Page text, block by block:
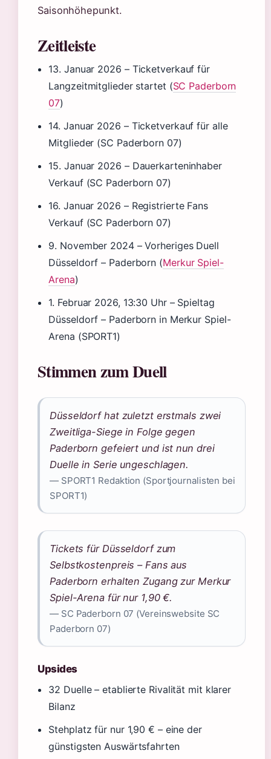
Saisonhöhepunkt.
Zeitleiste
13. Januar 2026 – Ticketverkauf für
Langzeitmitglieder startet (SC Paderborn
07)
14. Januar 2026 – Ticketverkauf für alle
Mitglieder (SC Paderborn 07)
15. Januar 2026 – Dauerkarteninhaber
Verkauf (SC Paderborn 07)
16. Januar 2026 – Registrierte Fans
Verkauf (SC Paderborn 07)
9. November 2024– Vorheriges Duell
Düsseldorf – Paderborn (Merkur Spiel-
Arena)
1. Februar 2026, 13:30 Uhr– Spieltag
Düsseldorf – Paderborn in Merkur Spiel-
Arena (SPORT1)
Stimmen zum Duell
Düsseldorf hat zuletzt erstmals zwei
Zweitliga-Siege in Folge gegen
Paderborn gefeiert und ist nun drei
Duelle in Serie ungeschlagen.
— SPORT1 Redaktion (Sportjournalisten bei
SPORT1)
Tickets für Düsseldorf zum
Selbstkostenpreis – Fans aus
Paderborn erhalten Zugang zur Merkur
Spiel-Arena für nur 1,90 €.
— SC Paderborn 07 (Vereinswebsite SC
Paderborn 07)
Upsides
32 Duelle – etablierte Rivalität mit klarer
Bilanz
Stehplatz für nur 1,90 € – eine der
günstigsten Auswärtsfahrten